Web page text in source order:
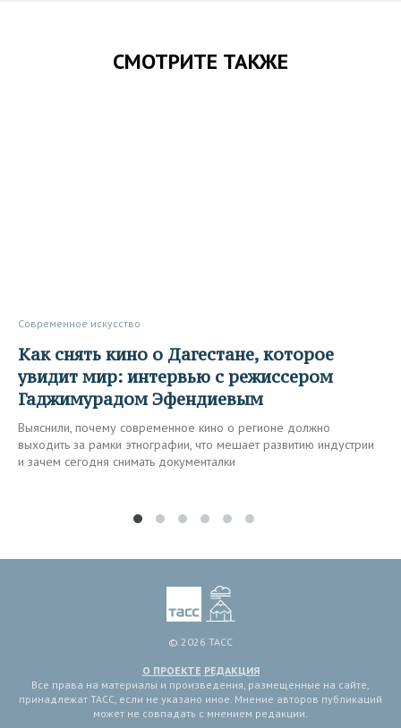
СМОТРИТЕ ТАКЖЕ
Современное искусство
Как снять кино о Дагестане, которое
увидит мир: интервью с режиссером
Гаджимурадом Эфендиевым
Выяснили, почему современное кино о регионе должно
выходить за рамки этнографии, что мешает развитию индустрии
и зачем сегодня снимать документалки
© 2026 ТАСС
О ПРОЕКТЕ РЕДАКЦИЯ
Все права на материалы и произведения, размещенные на сайте,
принадлежат ТАСС, если не указано иное. Мнение авторов публикаций
может не совпадать с мнением редакции.